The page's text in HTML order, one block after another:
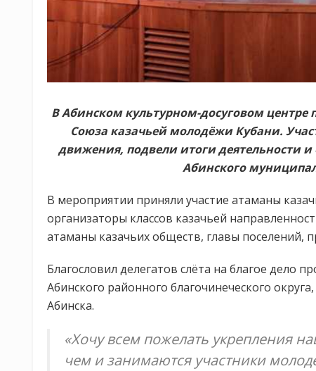
В Абинском культурном-досуговом центре
Союза казачьей молодёжи Кубани.
движения, подвели итоги деятельности
Абинского
В мероприятии приняли участие атаманы
организаторы классов казачьей
атаманы казачьих обществ, главы поселений,
Благословил делегатов слёта на благое дело
Абинского районного благочинеческого
Абинска.
«Хочу всем пожелать укрепления
чем и занимаются участники